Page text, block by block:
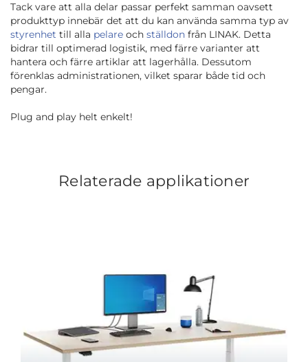
Tack vare att alla delar passar perfekt samman oavsett
produkttyp innebär det att du kan använda samma typ av
styrenhet till alla pelare och ställdon från LINAK. Detta
bidrar till optimerad logistik, med färre varianter att
hantera och färre artiklar att lagerhålla. Dessutom
förenklas administrationen, vilket sparar både tid och
pengar.
Plug and play helt enkelt!
Relaterade applikationer